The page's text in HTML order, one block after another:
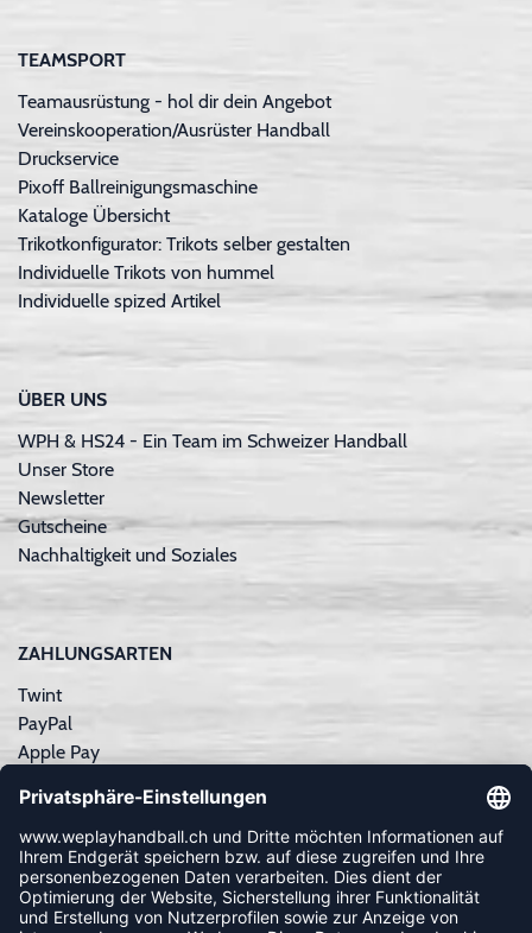
TEAMSPORT
Teamausrüstung - hol dir dein Angebot
Vereinskooperation/Ausrüster Handball
Druckservice
Pixoff Ballreinigungsmaschine
Kataloge Übersicht
Trikotkonfigurator: Trikots selber gestalten
Individuelle Trikots von hummel
Individuelle spized Artikel
ÜBER UNS
WPH & HS24 - Ein Team im Schweizer Handball
Unser Store
Newsletter
Gutscheine
Nachhaltigkeit und Soziales
ZAHLUNGSARTEN
Twint
PayPal
Apple Pay
Kreditkarte
Rechnungskauf
NEWSLETTER